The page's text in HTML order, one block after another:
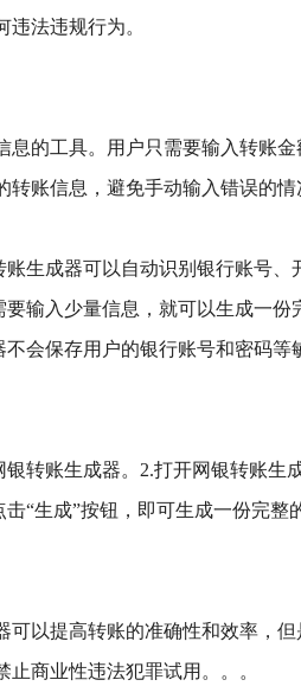
法违规行为。
的工具。用户只需要输入转账金
账信息，避免手动输入错误的情
生成器可以自动识别银行账号、
输入少量信息，就可以生成一份
会保存用户的银行账号和密码等
转账生成器。2.打开网银转账生
“生成”按钮，即可生成一份完整
可以提高转账的准确性和效率，但
商业性违法犯罪试用。。。